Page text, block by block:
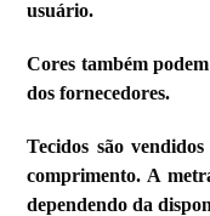
usuário.
Cores também
dos fornecedores.
Tecidos são
comprimento. A
dependendo da